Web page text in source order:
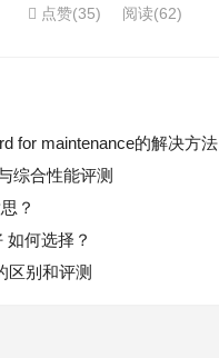
点赞(35) 阅读(62)
for maintenance的解决方法
综合性能评测
？
如何选择？
区别和评测